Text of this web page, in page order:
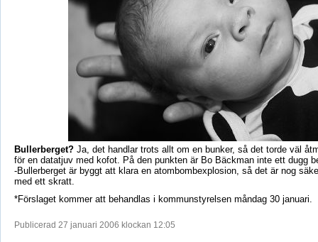
Bullerberget?Ja, det handlar trots allt om en bunker, så det torde väl
för en datatjuv med kofot. På den punkten är Bo Bäckman inte ett dugg
-Bullerberget är byggt att klara en atombombexplosion, så det är nog
med ett skratt.
*Förslaget kommer att behandlas i kommunstyrelsen måndag 30 januari.
Publicerad 27 januari 2006 klockan 12:05